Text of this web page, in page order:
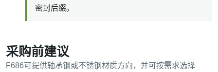
密封后缀。
采购前建议
F686可提供轴承钢或不锈钢材质方向，并可按需求选择